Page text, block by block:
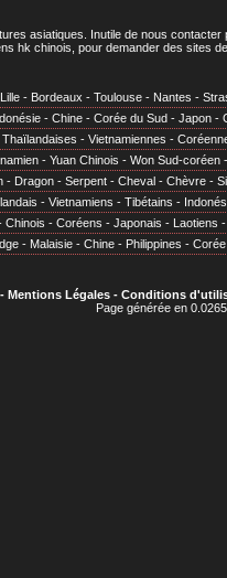
asiatiques . Inutile de nous
hk chinois, pour demander des sites
Lille - Bordeaux - Toulouse - Nantes -
- Chine - Corée du Sud - Japon -
Thaïlandaises - Vietnamiennes -
- Yuan Chinois - Won Sud-coréen
- Dragon - Serpent - Cheval - Chèvre -
- Vietnamiens - Tibétains -
Chinois - Coréens - Japonais - Laotiens
- Malaisie - Chine - Philippines - Corée
Mentions Légales- Conditions
Page générée en